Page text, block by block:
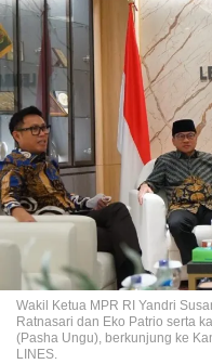
Wakil Ketua MPR RI Yandri
Ratnasari dan Eko Patrio serta
(Pasha Ungu), berkunjung ke
LINES.